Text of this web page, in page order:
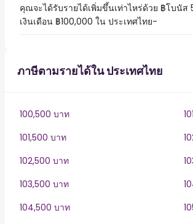
คุณจะได้รับรายได้เพิ่มขึ้นเท่าไหร่ด้วย ฿โบนัส
เงินเดือน ฿100,000 ใน ประเทศไทย-
ภาษีตามรายได้ใน ประเทศไทย
100,500 บาท
101,500 บาท
102,500 บาท
103,500 บาท
104,500 บาท